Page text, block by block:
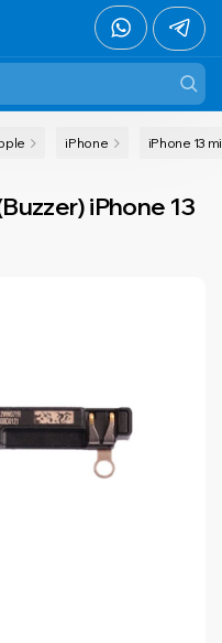
iPhone iPhone 13
iPhone 13